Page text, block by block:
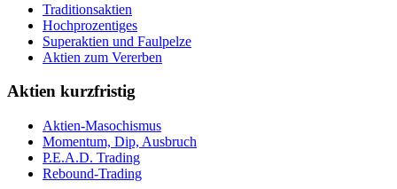
Traditionsaktien
Hochprozentiges
Superaktien und Faulpelze
Aktien zum Vererben
Aktien kurzfristig
Aktien-Masochismus
Momentum, Dip, Ausbruch
P.E.A.D. Trading
Rebound-Trading